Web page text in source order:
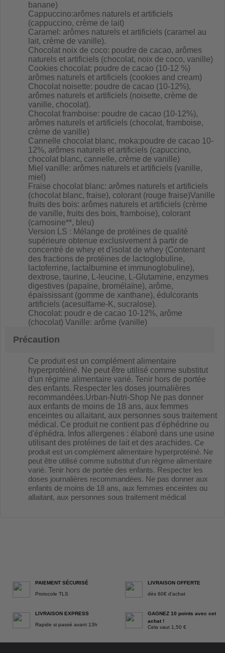
banane)
Cappuccino:arômes naturels et artificiels
(cappuccino, crème de lait)
Caramel: arômes naturels et artificiels (caramel au
lait, crème de vanille).
Chocolat noix de coco: poudre de cacao, arômes
naturels et artificiels (chocolat, noix de coco, vanille)
Cookies chocolat: poudre de cacao (10-12 %)
arômes naturels et artificiels (cookies and cream)
Chocolat noisette: poudre de cacao (10-12%),
arômes naturels et artificiels (noisette, crème de
vanille, chocolat).
Chocolat framboise: poudre de cacao (10-12%),
arômes naturels et artificiels (chocolat, framboise,
crème de vanille)
Cannelle chocolat blanc, moka:poudre de cacao 10-
12%, arômes naturels et artificiels (capuccino,
chocolat blanc, cannelle, crème de vanille)
Miel vanille: arômes naturels et artificiels (vanille,
miel)
Fraise chocolat blanc: arômes naturels et artificiels
(chocolat blanc, fraise), colorant (rouge fraise)Vanille
fruits des bois: arômes naturels et artificiels (crème
de vanille, fruits des bois, framboise), colorant
(carnosine**, bleu)
Version LS : Mélange de protéines de qualité
supérieure obtenue exclusivement à partir de
concentré de whey et d'isolat de whey (Contenant
des fractions de protéines de lactoglobuline,
lactoferrine, lactalbumine et immunoglobuline),
dextrose, taurine, L-leucine, L-Glutamine, enzymes
digestives (papaïne, bromélaïne), arôme,
épaississant (gomme de xanthane), édulcorants
artificiels (acesulfame-K, sucralose).
Chocolat: poudr e de cacao 10-12%, arôme
(chocolat) Vanille: arôme (vanille)
Précaution
Ce produit est un complément alimentaire
hyperprotéiné. Ne peut être utilisé comme substitut
d'un régime alimentaire varié. Tenir hors de portée
des enfants. Respecter les doses journalières
recommandées.Urban-Nutri-Shop Ne pas donner
aux enfants de moins de 18 ans, aux femmes
enceintes ou allaitant, aux personnes sous traitement
médical. Ce produit ne contient pas d'éphédrine ou
d'éphédra. Infos allergenes : élaboré dans une usine
utilisant des protéines de lait et des arachides. Ce
produit est un complément alimentaire hyperprotéiné. Ne
peut être utilisé comme substitut d'un régime alimentaire
varié. Tenir hors de portée des enfants. Respecter les
doses journalières recommandées. Ne pas donner aux
enfants de moins de 18 ans, aux femmes enceintes ou
allaitant, aux personnes sous traitement médical
PAIEMENT SÉCURISÉ
Protocole TLS
LIVRAISON OFFERTE
dès 60€ d'achat
LIVRAISON EXPRESS
Rapide si passé avant 13h
GAGNEZ 10 points avec cet
achat !
Cela vaut 1,50 €